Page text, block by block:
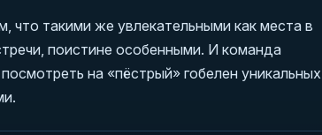
что такими же увлекательными как места в
поистине особенными. И команда
на «пёстрый» гобелен уникальных